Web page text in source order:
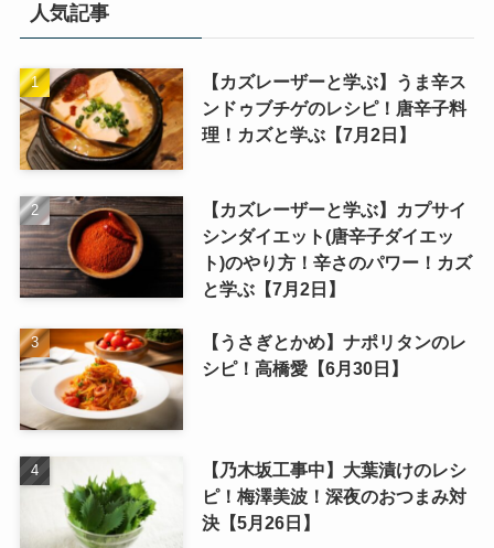
人気記事
【カズレーザーと学ぶ】うま辛ス
ンドゥブチゲのレシピ！唐辛子料
理！カズと学ぶ【7月2日】
【カズレーザーと学ぶ】カプサイ
シンダイエット(唐辛子ダイエッ
ト)のやり方！辛さのパワー！カズ
と学ぶ【7月2日】
【うさぎとかめ】ナポリタンのレ
シピ！高橋愛【6月30日】
【乃木坂工事中】大葉漬けのレシ
ピ！梅澤美波！深夜のおつまみ対
決【5月26日】